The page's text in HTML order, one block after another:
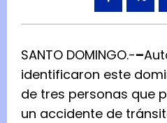
SANTO DOMINGO.-–
identificaron este
de tres personas que
un accidente de